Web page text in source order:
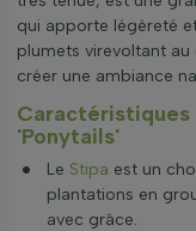
qui apporte légèreté
plumets virevoltant
créer une ambiance
Caractéristiques
'Ponytails'
Le Stipa est un
plantations en
avec grâce.